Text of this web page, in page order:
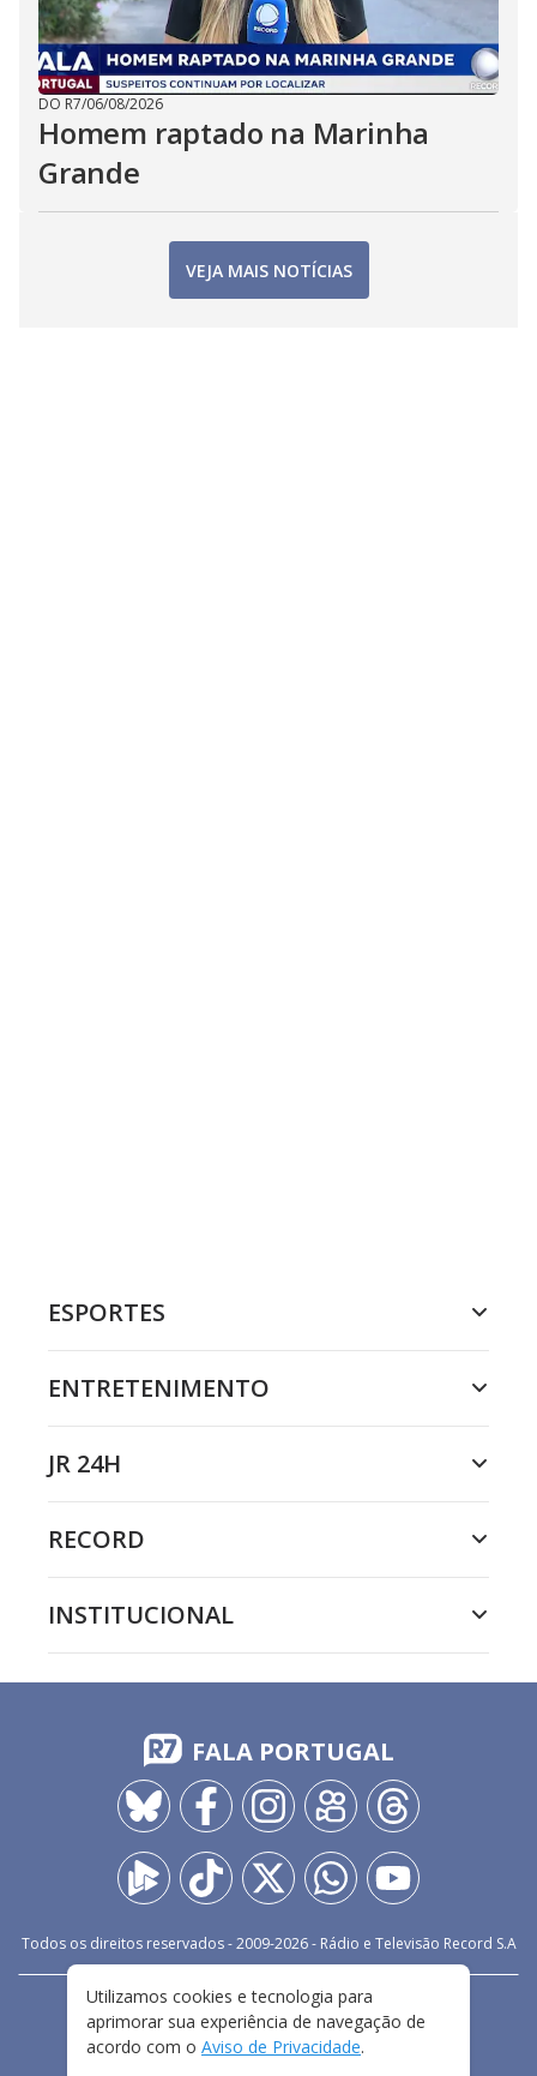
DO R7/06/08/2026
Homem raptado na Marinha
Grande
VEJA MAIS NOTÍCIAS
ESPORTES
ENTRETENIMENTO
JR 24H
RECORD
INSTITUCIONAL
FALA PORTUGAL
Todos os direitos reservados - 2009-2026- Rádio e Televisão Record S.A
FALE CONOSCO
PRIVACIDADE
TERMOS E CONDIÇÕES DE USO
Utilizamos cookies e tecnologia para
aprimorar sua experiência de navegação de
acordo com o Aviso de Privacidade.